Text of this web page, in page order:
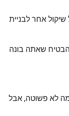
אחר לבניית
שאתה בונה
לא פשוטה, אבל